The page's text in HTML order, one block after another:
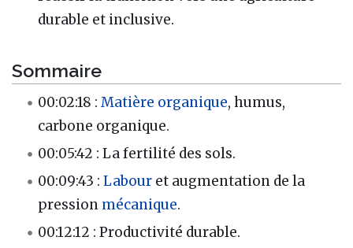
durable et inclusive.
Sommaire
00:02:18 :Matière organique, humus,
carbone organique.
00:05:42 : La fertilité des sols.
00:09:43 :Labour et augmentation de la
pression mécanique.
00:12:12 : Productivité durable.